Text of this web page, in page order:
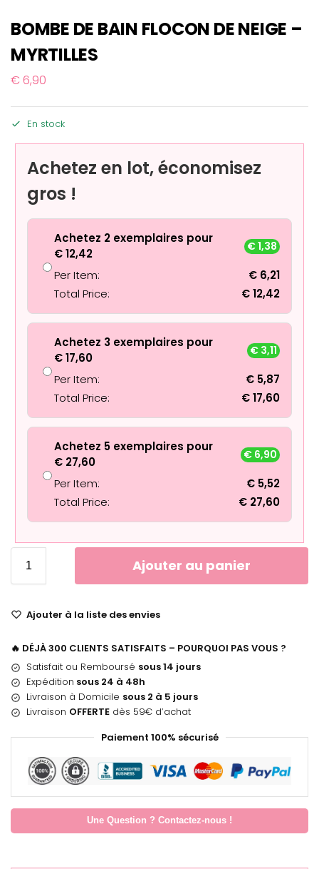
BOMBE DE BAIN FLOCON DE NEIGE –
MYRTILLES
€ 6,90
En stock
Achetez en lot, économisez
gros !
Achetez 2 exemplaires pour
€12,42
€1,38
Per Item: € 6,21
Total Price:
€12,42
Achetez 3 exemplaires pour
€17,60
€ 3,11
Per Item: € 5,87
Total Price:
€17,60
Achetez 5 exemplaires pour
€ 27,60
€ 6,90
Per Item: € 5,52
Total Price:
€ 27,60
Ajouter au panier
Ajouter à la liste des envies
🔥 DÉJÀ 300 CLIENTS SATISFAITS – POURQUOI PAS VOUS ?
Satisfait ou Remboursé sous 14 jours
Expédition sous 24 à 48h
Livraison à Domicile sous 2 à 5 jours
Livraison OFFERTE dès 59€ d’achat
Paiement 100% sécurisé
Une Question ? Contactez-nous !